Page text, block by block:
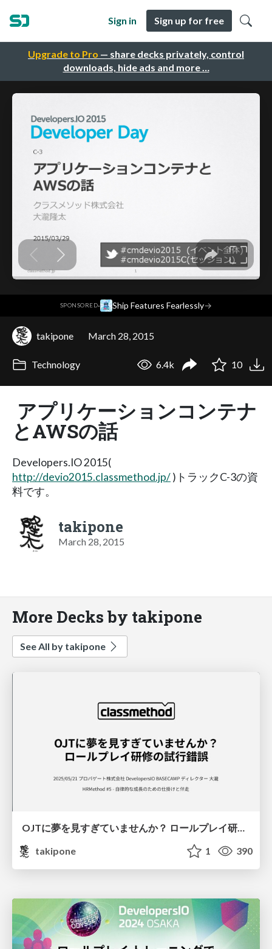
Upgrade to Pro — share decks privately, control
downloads, hide ads and more …
Sign in Sign up for free
SPONSORED· Ship Features Fearlessly→
takipone March 28, 2015
Technology 6.4k 10
アプリケーションコンテナ
とAWSの話
Developers.IO 2015(
http://devio2015.classmethod.jp/)トラックC-3の資
料です。
takipone
March 28, 2015
More Decks by takipone
See All by takipone
OJTに夢を見すぎていませんか？ ロールプレイ研修の試行錯誤/tryanderror-in-roleplaying-training
takipone
1 390